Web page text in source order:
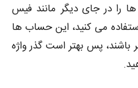
را در جای دیگر مانند فیس
می کنید، این حساب ها
پس بهتر است گذر واژه